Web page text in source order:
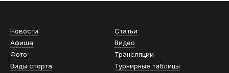
Новости
Статьи
Афиша
Видео
Фото
Трансляции
Виды спорта
Турнирные таблицы